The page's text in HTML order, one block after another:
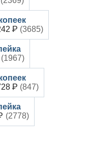
(3685)
(1967)
(847)
(2778)